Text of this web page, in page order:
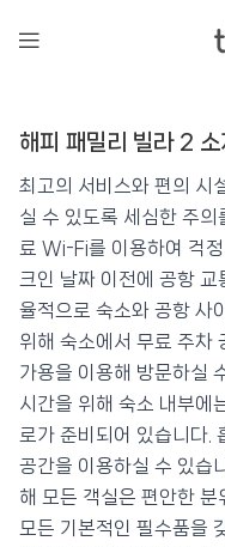
해피 패밀리 빌라
📍 푸켓★★★ ⭐ 9.0
💰 최저가 확인 · 예약
해피 패밀리 빌라 2 소
최고의 서비스와 편의 시
실 수 있도록 세심한 주
료 Wi-Fi를 이용하여 걱
크인 날짜 이전에 공항
율적으로 숙소와 공항 사
위해 숙소에서 무료 주차
가용을 이용해 방문하실
시간을 위해 숙소 내부에
로가 준비되어 있습니다.
공간을 이용하실 수 있습
해 모든 객실은 편안한 분
모든 기본적인 필수품을